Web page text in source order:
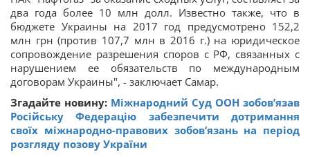
два года более 10 млн долл. Известно также, что в
бюджете Украины на 2017 год предусмотрено 152,2
млн грн (против 107,7 млн в 2016 г.) на юридическое
сопровождение разрешения споров с РФ, связанных с
нарушением ее обязательств по международным
договорам Украины", - заключает Самар.
Згадайте новину: Міжнародний Суд ООН зобов’язав
Російську Федерацію забезпечити дотримання
своїх міжнародно-правових зобов’язань на період
розгляду позову України